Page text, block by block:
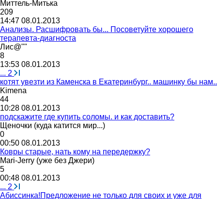
Миттель-Митька
209
14:47 08.01.2013
Анализы. Расшифровать бы... Посоветуйте хорошего
терапевта-диагноста
Лис@""
8
13:53 08.01.2013
... 2
котят увезти из Каменска в Екатеринбург.. машинку бы нам..
Kimena
44
10:28 08.01.2013
подскажите где купить соломы. и как доставить?
Щеночки (куда катится мир...)
0
00:50 08.01.2013
Ковры старые, нать кому на передержку?
Mari-Jerry (уже без Джери)
5
00:48 08.01.2013
... 2
Абиссинка!Предложение не только для своих и уже для